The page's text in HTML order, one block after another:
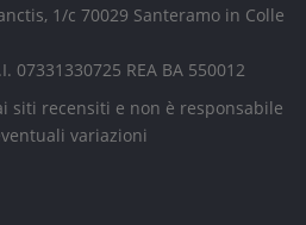
1/c 70029 Santeramo in Colle
07331330725 REA BA 550012
siti recensiti e non è responsabile
variazioni